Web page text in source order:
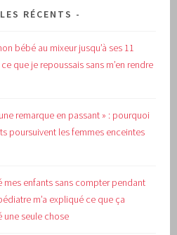
RÉCENTS
bébé au mixeur jusqu’à ses 11
que je repoussais sans m’en rendre
remarque en passant » : pourquoi
poursuivent les femmes enceintes
mes enfants sans compter pendant
m’a expliqué ce que ça
une seule chose